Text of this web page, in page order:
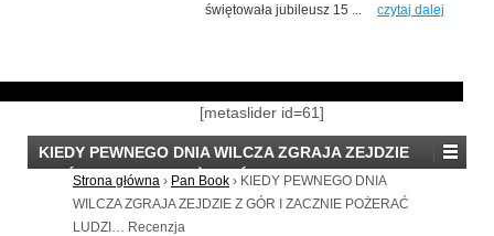
świętowała jubileusz 15 ...
czytaj dalej
[metaslider id=61]
KIEDY PEWNEGO DNIA WILCZA ZGRAJA ZEJDZIE
Z GÓR I ZACZNIE POŻERAĆ LUDZI… Recenzja
Strona główna › Pan Book › KIEDY PEWNEGO DNIA
WILCZA ZGRAJA ZEJDZIE Z GÓR I ZACZNIE POŻERAĆ
LUDZI… Recenzja